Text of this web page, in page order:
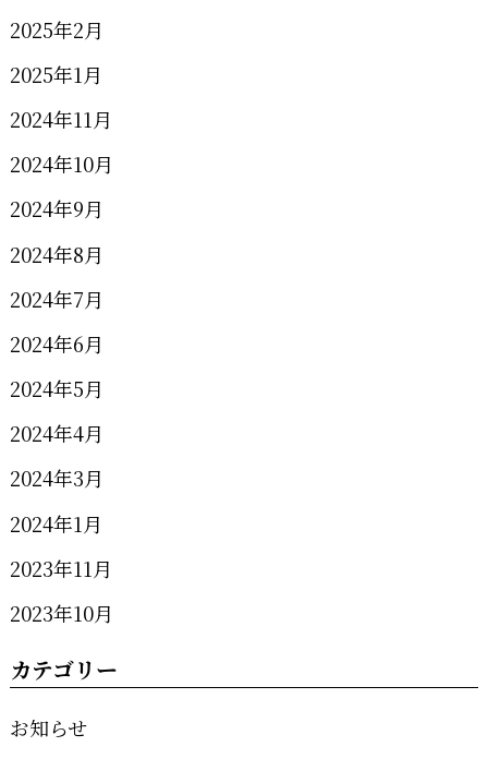
2025年2月
2025年1月
2024年11月
2024年10月
2024年9月
2024年8月
2024年7月
2024年6月
2024年5月
2024年4月
2024年3月
2024年1月
2023年11月
2023年10月
カテゴリー
お知らせ